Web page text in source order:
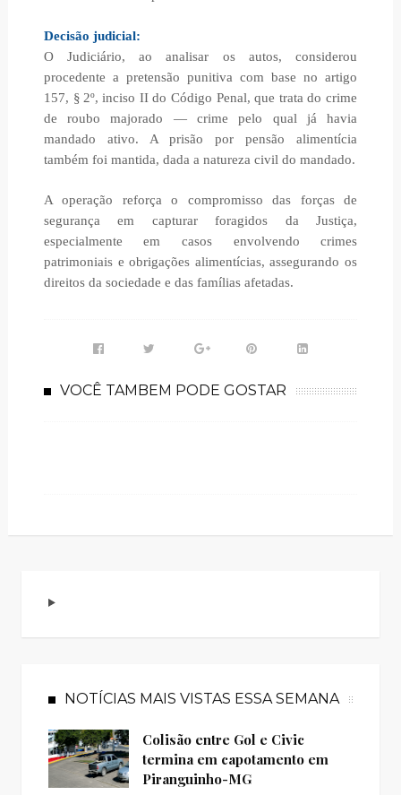
Decisão judicial:
O Judiciário, ao analisar os autos, considerou
procedente a pretensão punitiva com base no artigo
157, § 2º, inciso II do Código Penal, que trata do crime
de roubo majorado — crime pelo qual já havia
mandado ativo. A prisão por pensão alimentícia
também foi mantida, dada a natureza civil do mandado.
A operação reforça o compromisso das forças de
segurança em capturar foragidos da Justiça,
especialmente em casos envolvendo crimes
patrimoniais e obrigações alimentícias, assegurando os
direitos da sociedade e das famílias afetadas.
VOCÊ TAMBEM PODE GOSTAR
NOTÍCIAS MAIS VISTAS ESSA SEMANA
Colisão entre Gol e Civic
termina em capotamento em
Piranguinho-MG